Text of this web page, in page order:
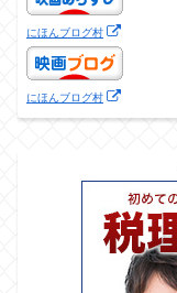
にほんブログ村
にほんブログ村